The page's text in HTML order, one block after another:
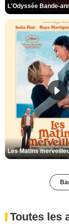
Toutes les